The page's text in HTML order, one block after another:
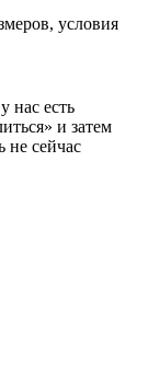
условия
нас есть
и затем
не сейчас